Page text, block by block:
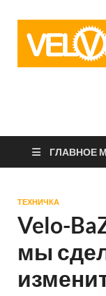
ГЛАВНОЕ
ТЕХНИЧКА
Velo-
мы